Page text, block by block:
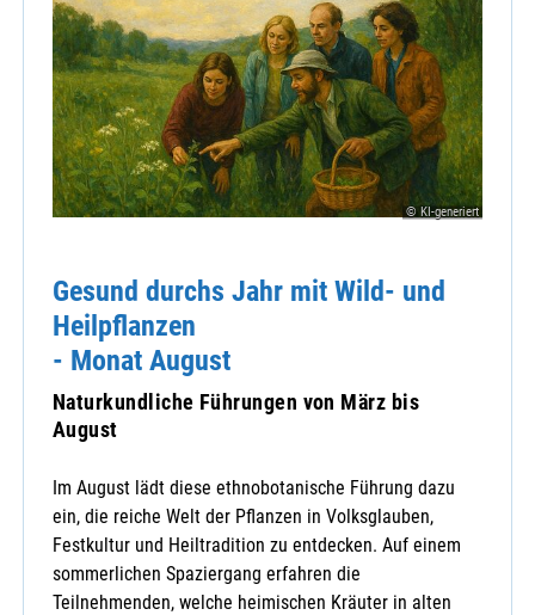
© KI-generiert
Gesund durchs Jahr mit Wild- und
Heilpflanzen
- Monat August
Naturkundliche Führungen von März bis
August
Im August lädt diese ethnobotanische Führung dazu
ein, die reiche Welt der Pflanzen in Volksglauben,
Festkultur und Heiltradition zu entdecken. Auf einem
sommerlichen Spaziergang erfahren die
Teilnehmenden, welche heimischen Kräuter in alten